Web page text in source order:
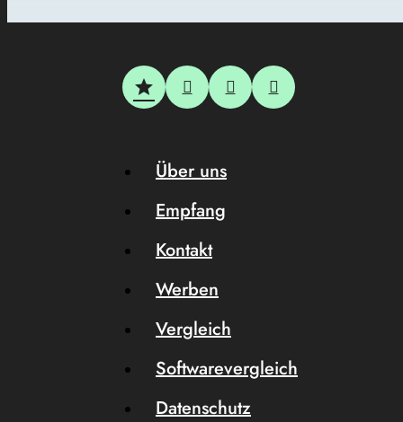
Über uns
Empfang
Kontakt
Werben
Vergleich
Softwarevergleich
Datenschutz